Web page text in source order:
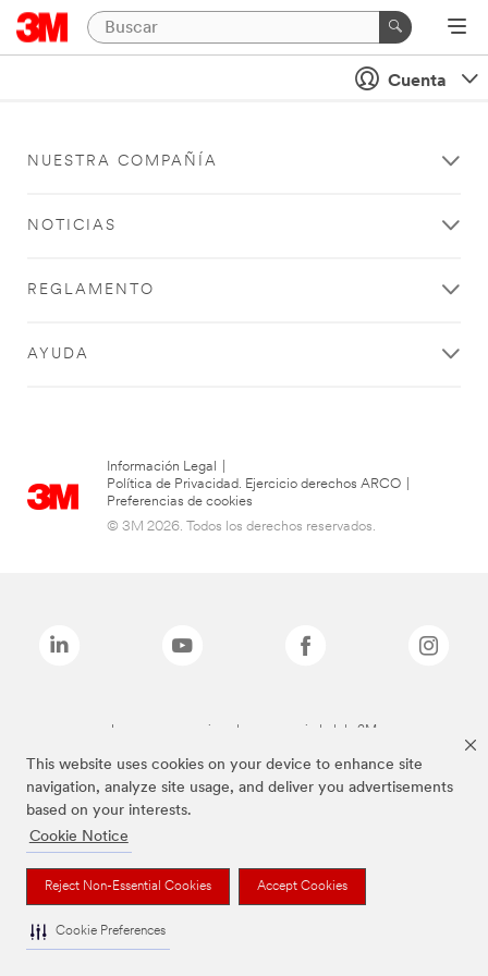
This website uses cookies on your device to enhance site
navigation, analyze site usage, and deliver you advertisements
based on your interests.
Cookie Notice
Reject Non-Essential Cookies Accept Cookies
Cookie Preferences
Cuenta
NUESTRA COMPAÑÍA
NOTICIAS
REGLAMENTO
AYUDA
Información Legal
Política de Privacidad. Ejercicio derechos ARCO
Preferencias de cookies
© 3M 2026. Todos los derechos reservados.
Las marcas mencionadas son propiedad de 3M